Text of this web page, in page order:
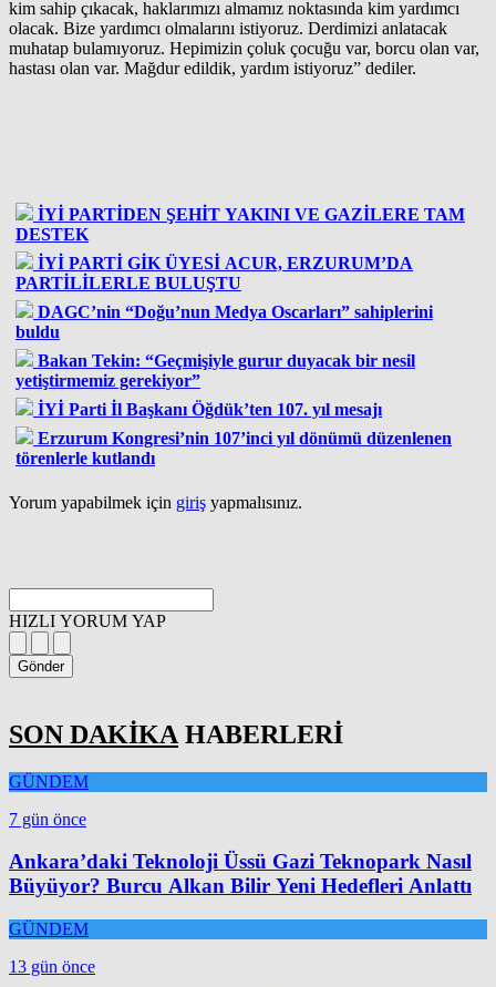
kim sahip çıkacak, haklarımızı almamız noktasında kim yardımcı
olacak. Bize yardımcı olmalarını istiyoruz. Derdimizi anlatacak
muhatap bulamıyoruz. Hepimizin çoluk çocuğu var, borcu olan var,
hastası olan var. Mağdur edildik, yardım istiyoruz” dediler.
İYİ PARTİDEN ŞEHİT YAKINI VE GAZİLERE TAM
DESTEK
İYİ PARTİ GİK ÜYESİ ACUR, ERZURUM’DA
PARTİLİLERLE BULUŞTU
DAGC’nin “Doğu’nun Medya Oscarları” sahiplerini
buldu
Bakan Tekin: “Geçmişiyle gurur duyacak bir nesil
yetiştirmemiz gerekiyor”
İYİ Parti İl Başkanı Öğdük’ten 107. yıl mesajı
Erzurum Kongresi’nin 107’inci yıl dönümü düzenlenen
törenlerle kutlandı
Yorum yapabilmek için giriş yapmalısınız.
HIZLI YORUM YAP
Gönder
SON DAKİKA HABERLERİ
GÜNDEM
7 gün önce
Ankara’daki Teknoloji Üssü Gazi Teknopark Nasıl
Büyüyor? Burcu Alkan Bilir Yeni Hedefleri Anlattı
GÜNDEM
13 gün önce